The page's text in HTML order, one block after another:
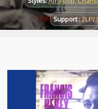
Support :2LP/